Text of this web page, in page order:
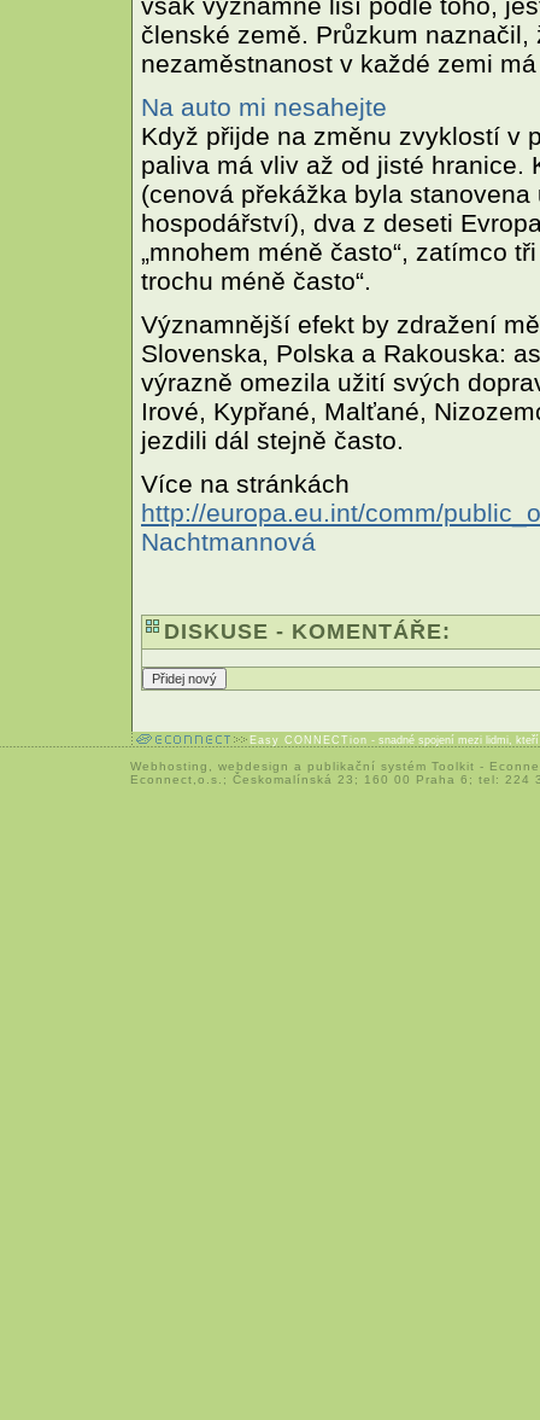
členské země. Průzkum
nezaměstnanost v každé zemi
Na auto mi nesahejte
Když přijde na změnu zvyklostí v
paliva má vliv až od jisté hranice.
(cenová překážka byla
hospodářství), dva z deseti
„mnohem méně často“, zatímco
trochu méně často“.
Významnější efekt by zdražení
Slovenska, Polska a Rakouska:
výrazně omezila užití svých
Irové, Kypřané, Malťané,
jezdili dál stejně často.
Více na stránkách
http://europa.eu.int/comm/
Nachtmannová
DISKUSE - KOMENTÁŘE:
Easy CONNECTion - snadné spojení mezi lidmi,
Webhosting webdesign a publikační systém Toolkit -
Econnect,o.s.; Českomalínská 23; 160 00 Praha 6; tel: 224